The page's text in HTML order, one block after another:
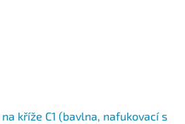
kříže C1 (bavlna, nafukovací s